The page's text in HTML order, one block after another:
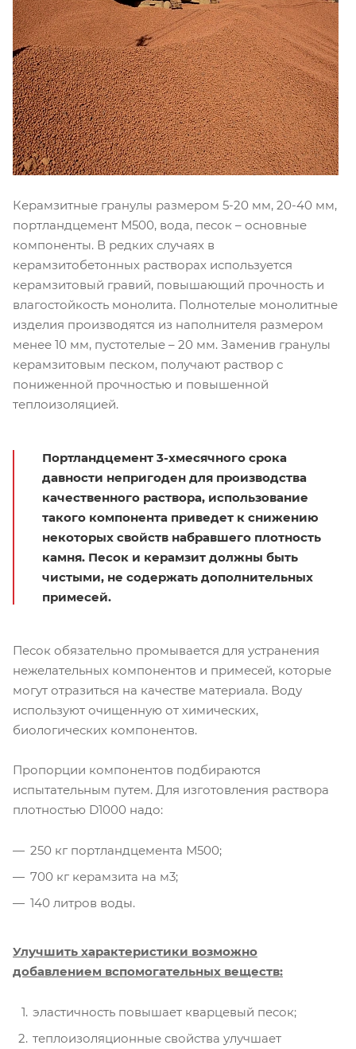
Керамзитные гранулы размером 5-20 мм, 20-40 мм,
портландцемент М500, вода, песок – основные
компоненты. В редких случаях в
керамзитобетонных растворах используется
керамзитовый гравий, повышающий прочность и
влагостойкость монолита. Полнотелые монолитные
изделия производятся из наполнителя размером
менее 10 мм, пустотелые – 20 мм. Заменив гранулы
керамзитовым песком, получают раствор с
пониженной прочностью и повышенной
теплоизоляцией.
Портландцемент 3-хмесячного срока
давности непригоден для производства
качественного раствора, использование
такого компонента приведет к снижению
некоторых свойств набравшего плотность
камня. Песок и керамзит должны быть
чистыми, не содержать дополнительных
примесей.
Песок обязательно промывается для устранения
нежелательных компонентов и примесей, которые
могут отразиться на качестве материала. Воду
используют очищенную от химических,
биологических компонентов.
Пропорции компонентов подбираются
испытательным путем. Для изготовления раствора
плотностью D1000 надо:
250 кг портландцемента М500;
700 кг керамзита на м3;
140 литров воды.
Улучшить характеристики возможно
добавлением вспомогательных веществ:
эластичность повышает кварцевый песок;
теплоизоляционные свойства улучшает